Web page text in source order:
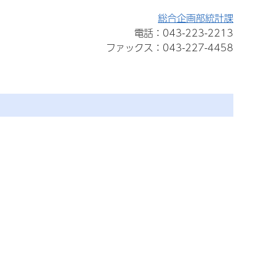
総合企画部統計課
電話：043-223-2213
ファックス：043-227-4458